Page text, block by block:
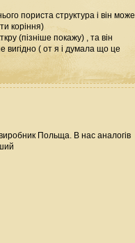
пориста структура і він може
коріння)
(пізніше покажу) , та він
вигідно ( от я і думала що це
Польща. В нас аналогів